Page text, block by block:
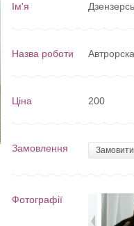
Ім'я
Назва роботи
Ціна 200
Замовлення Замовити
Фотографії